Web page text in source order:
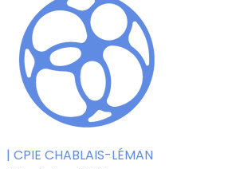
| CPIE CHABLAIS-LÉMAN